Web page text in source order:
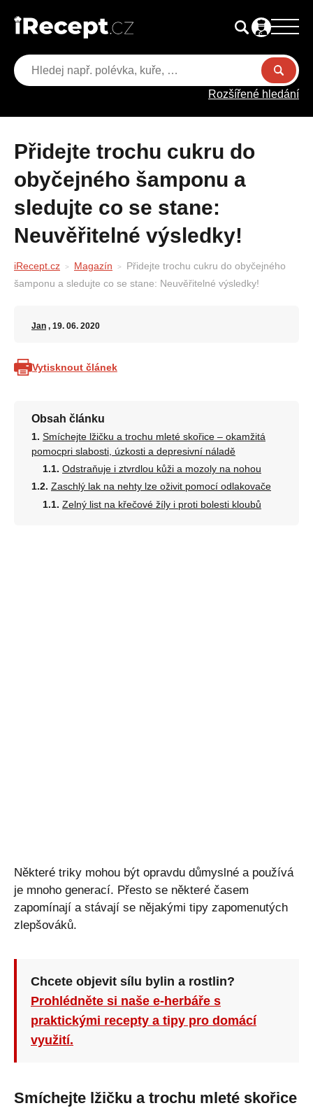
Rozšířené hledání
Přidejte trochu cukru do
obyčejného šamponu a
sledujte co se stane:
Neuvěřitelné výsledky!
iRecept.cz Magazín
Přidejte trochu cukru do obyčejného
šamponu a sledujte co se stane: Neuvěřitelné výsledky!
Jan , 19. 06. 2020
Vytisknout článek
Obsah článku
Smíchejte lžičku a trochu mleté ​​skořice – okamžitá
pomocpri slabosti, úzkosti a depresivní náladě
Odstraňuje i ztvrdlou kůži a mozoly na nohou
Zaschlý lak na nehty lze oživit pomocí odlakovače
Zelný list na křečové žíly i proti bolesti kloubů
Některé triky mohou být opravdu důmyslné a používá
je mnoho generací. Přesto se některé časem
zapomínají a stávají se nějakými tipy zapomenutých
zlepšováků.
Chcete objevit sílu bylin a rostlin?
Prohlédněte si naše e-herbáře s
praktickými recepty a tipy pro domácí
využití.
Smíchejte lžičku a trochu mleté ​​skořice